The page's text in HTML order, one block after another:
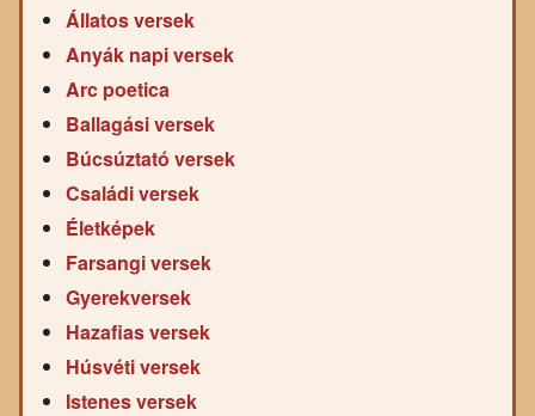
Állatos versek
Anyák napi versek
Arc poetica
Ballagási versek
Búcsúztató versek
Családi versek
Életképek
Farsangi versek
Gyerekversek
Hazafias versek
Húsvéti versek
Istenes versek